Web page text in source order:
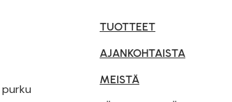
TUOTTEET
AJANKOHTAISTA
MEISTÄ